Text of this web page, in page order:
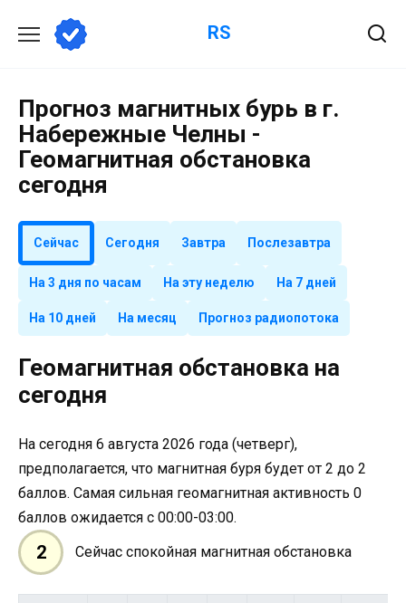
содержанию
RS
Прогноз магнитных бурь в г.
Набережные Челны -
Геомагнитная обстановка
сегодня
Сейчас Сегодня Завтра Послезавтра
На 3 дня по часам На эту неделю На 7 дней
На 10 дней На месяц Прогноз радиопотока
Геомагнитная обстановка на
сегодня
На сегодня 6 августа 2026 года (четверг),
предполагается, что магнитная буря будет от 2 до 2
баллов. Самая сильная геомагнитная активность 0
баллов ожидается с 00:00-03:00.
2 Сейчас спокойная магнитная обстановка